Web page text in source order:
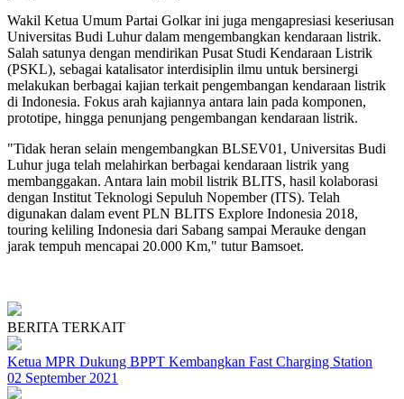
Wakil Ketua Umum Partai Golkar ini juga mengapresiasi keseriusan
Universitas Budi Luhur dalam mengembangkan kendaraan listrik.
Salah satunya dengan mendirikan Pusat Studi Kendaraan Listrik
(PSKL), sebagai katalisator interdisiplin ilmu untuk bersinergi
melakukan berbagai kajian terkait pengembangan kendaraan listrik
di Indonesia. Fokus arah kajiannya antara lain pada komponen,
prototipe, hingga penunjang pengembangan kendaraan listrik.
"Tidak heran selain mengembangkan BLSEV01, Universitas Budi
Luhur juga telah melahirkan berbagai kendaraan listrik yang
membanggakan. Antara lain mobil listrik BLITS, hasil kolaborasi
dengan Institut Teknologi Sepuluh Nopember (ITS). Telah
digunakan dalam event PLN BLITS Explore Indonesia 2018,
touring keliling Indonesia dari Sabang sampai Merauke dengan
jarak tempuh mencapai 20.000 Km," tutur Bamsoet.
BERITA TERKAIT
Ketua MPR Dukung BPPT Kembangkan Fast Charging Station
02 September 2021